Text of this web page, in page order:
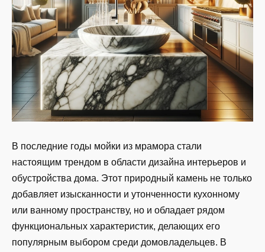
В последние годы мойки из мрамора стали
настоящим трендом в области дизайна интерьеров и
обустройства дома. Этот природный камень не только
добавляет изысканности и утонченности кухонному
или ванному пространству, но и обладает рядом
функциональных характеристик, делающих его
популярным выбором среди домовладельцев. В